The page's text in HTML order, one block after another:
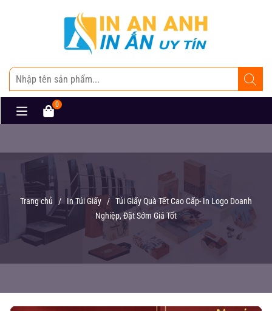
0
Trang chủ / In Túi Giấy / Túi Giấy Quà Tết Cao Cấp- In Logo Doanh
Nghiệp, Đặt Sớm Giá Tốt